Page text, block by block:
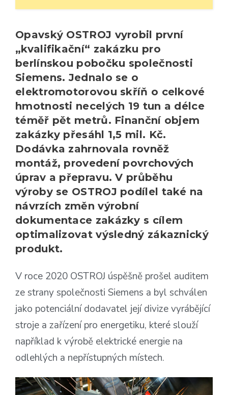
Opavský OSTROJ vyrobil první
„kvalifikační“ zakázku pro
berlínskou pobočku společnosti
Siemens. Jednalo se o
elektromotorovou skříň o celkové
hmotnosti necelých 19 tun a délce
téměř pět metrů. Finanční objem
zakázky přesáhl 1,5 mil. Kč.
Dodávka zahrnovala rovněž
montáž, provedení povrchových
úprav a přepravu. V průběhu
výroby se OSTROJ podílel také na
návrzích změn výrobní
dokumentace zakázky s cílem
optimalizovat výsledný zákaznický
produkt.
V roce 2020 OSTROJ úspěšně prošel auditem
ze strany společnosti Siemens a byl schválen
jako potenciální dodavatel její divize vyrábějící
stroje a zařízení pro energetiku, které slouží
například k výrobě elektrické energie na
odlehlých a nepřístupných místech.